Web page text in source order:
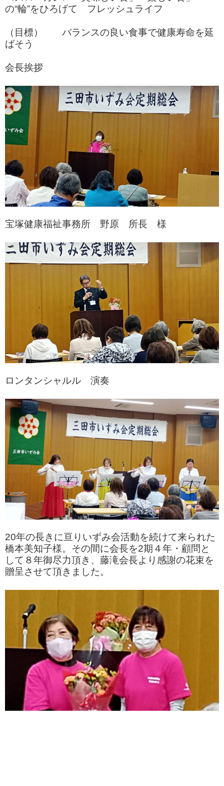
の“輪”をひろげて フレッシュライフ
（目標） バランスの良い食事で健康寿命を延
ばそう
会長挨拶
宝塚健康福祉事務所 野原 所長 様
ロンタンシャルル 演奏
20年の長きに亘りいずみ会活動を続けて来られた
橋本美知子様。その間に会長を2期４年・顧問と
して８年御尽力頂き、藤滝会長より感謝の花束を
贈呈させて頂きました。